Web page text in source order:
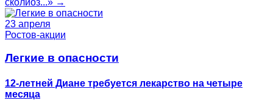
23 апреля
Ростов-акции
Легкие в опасности
12-летней Диане требуется лекарство на четыре
месяца